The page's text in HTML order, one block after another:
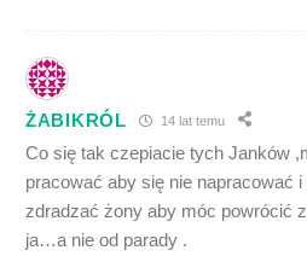
ŻABIKRÓL 14 lat temu
Co się tak czepiacie tych Janków
pracować aby się nie napracować i
zdradzać żony aby móc powrócić z
ja…a nie od parady .